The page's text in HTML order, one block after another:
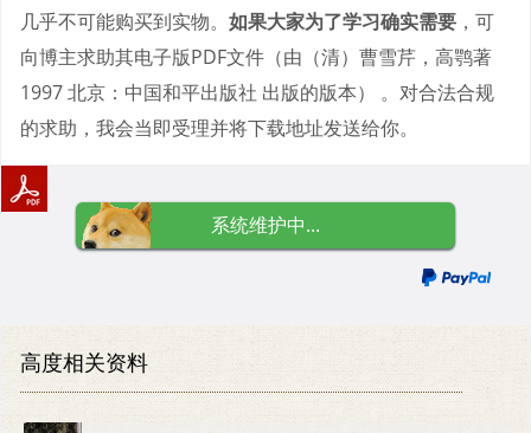
几乎不可能购买到实物。 如果大家为了学习确实需要 ，可
向博主求助其电子版PDF文件（由（清）曹雪芹，高鹗著
1997 北京：中国和平出版社 出版的版本） 。对合法合规
的求助，我会当即受理并将下载地址发送给你。
系统维护中...
高度相关资料